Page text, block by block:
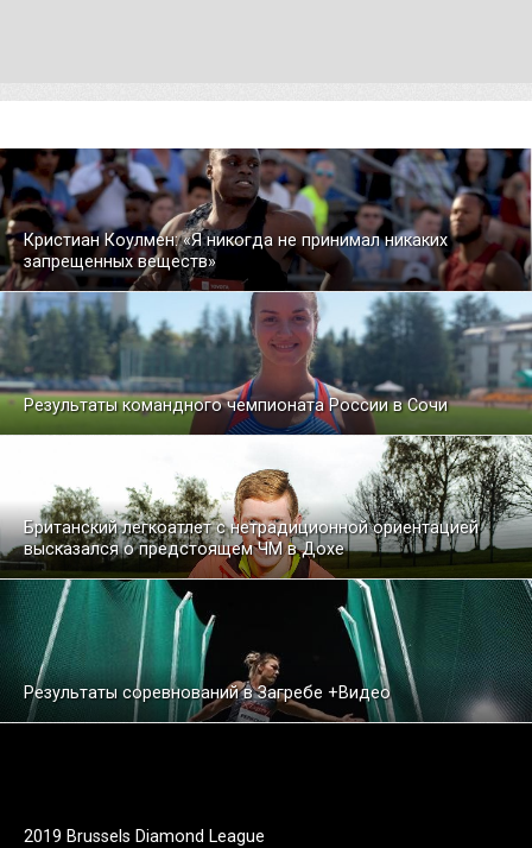
Кристиан Коулмен: «Я никогда не принимал никаких
запрещенных веществ»
Результаты командного чемпионата России в Сочи
Британский легкоатлет с нетрадиционной ориентацией
высказался о предстоящем ЧМ в Дохе
Результаты соревнований в Загребе +Видео
2019 Brussels Diamond League